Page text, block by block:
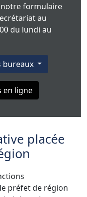
notre formulaire
au
du lundi au
bureaux
en ligne
placée
préfet de région